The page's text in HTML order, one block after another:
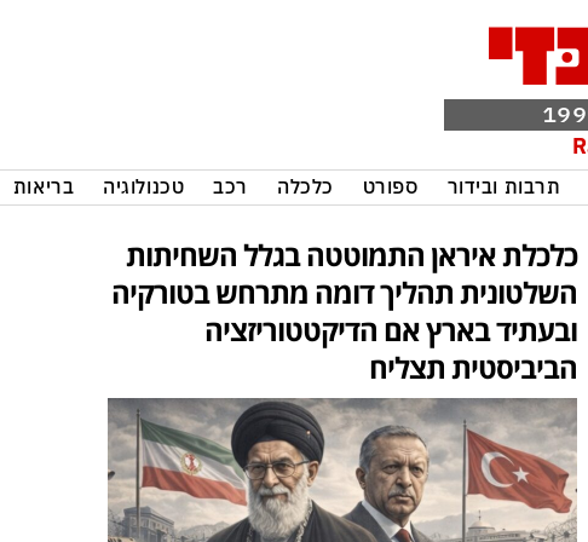
תרבות ובידור ספורט כלכלה רכב טכנולוגיה בריאות
כלכלת איראן התמוטטה בגלל השחיתות
השלטונית תהליך דומה מתרחש בטורקיה
ובעתיד בארץ אם הדיקטטוריזציה
הביביסטית תצליח